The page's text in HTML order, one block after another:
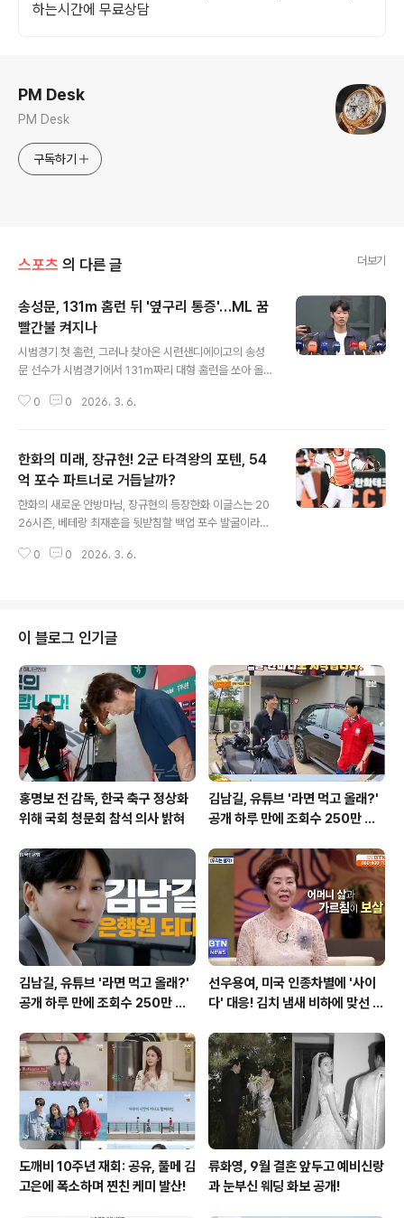
하는시간에 무료상담
PM Desk
PM Desk
구독하기
스포츠 의 다른 글 더보기
송성문, 131m 홈런 뒤 '옆구리 통증'…ML 꿈
빨간불 켜지나
시범경기 첫 홈런, 그러나 찾아온 시련샌디에이고의 송성
문 선수가 시범경기에서 131m짜리 대형 홈런을 쏘아 올리
습니다. 비시즌 동안 복사근 부상을 겪었던 부위라 팬들의
의 '예방 차원' 설명, 그 이면의 우려크레이그 스태먼 감독
은 송성문 선수의 교체를 '예방 차원'이라고 설명했지만, M
LB닷컴은 오프시즌 부상 부위의 재발 가능성을 제기했습
니다. 아직 완전히 회복되지 않은 상태에서 출전 시간이 늘
어나면서 통증이 재발한 것인지, 혹은 급성 재발인지 불분
명한 상황입니다. 샌디에이고 구단은 송성문 선수의 상태
0 0 2026. 3. 6.
한화의 미래, 장규현! 2군 타격왕의 포텐, 54
억 포수 파트너로 거듭날까?
한화의 새로운 안방마님, 장규현의 등장한화 이글스는 20
26시즌, 베테랑 최재훈을 뒷받침할 백업 포수 발굴이라는
께 베테랑 포수로 활약했던 이재원 코치가 팀을 떠나면서,
니다. 특히 2년차 한지윤 선수가 포지션 변경을 시도하면
서, 이들의 역할은 더욱 중요해졌습니다. 예상치 못한 악재
와 젊은 포수들의 기회캠프 초반, 주전 포수 최재훈이 호주
에서 수비 훈련 중 손가락 골절 부상을 당하는 악재가 발생
했습니다. 이로 인해 최재훈 선수는 호주와 일본에서의 연
습경기에 참여하지 못했습니다...
0 0 2026. 3. 6.
이 블로그 인기글
홍명보 전 감독, 한국 축구 정상화
위해 국회 청문회 참석 의사 밝혀
김남길, 유튜브 '라면 먹고 올래?'
공개 하루 만에 조회수 250만 돌
김남길, 유튜브 '라면 먹고 올래?'
공개 하루 만에 조회수 250만 돌
선우용여, 미국 인종차별에 '사이
다' 대응! 김치 냄새 비하에 맞선 통
도깨비 10주년 재회: 공유, 풀메 김
고은에 폭소하며 찐친 케미 발산!
류화영, 9월 결혼 앞두고 예비신랑
과 눈부신 웨딩 화보 공개!